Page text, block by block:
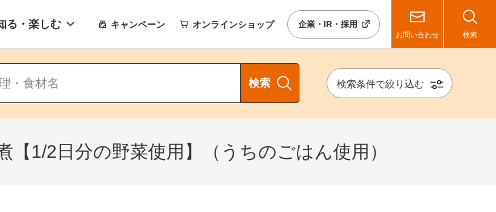
る・楽しむ キャンペーン オンラインショップ 企業・IR・採用
お問い合わせ 検索
検索 検索条件で絞り込む
【1/2日分の野菜使用】（うちのごはん使用）